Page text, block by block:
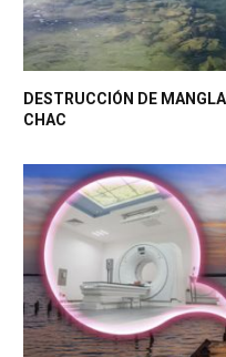
DESTRUCCIÓN DE
CHAC